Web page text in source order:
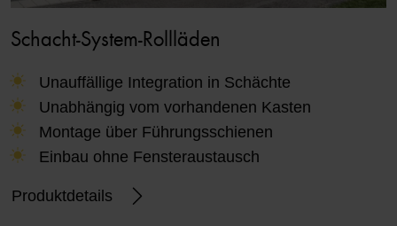
Schacht-System-Rollläden
Unauffällige Integration in Schächte
Unabhängig vom vorhandenen Kasten
Montage über Führungsschienen
Einbau ohne Fensteraustausch
Produktdetails